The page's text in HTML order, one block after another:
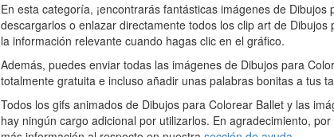
En esta categoría, ¡encontrarás fantásticas imágenes de
descargarlos o enlazar directamente todos los clip art de
la información relevante cuando hagas clic en el gráfico.
Además, puedes enviar todas las imágenes de Dibujos para
totalmente gratuita e incluso añadir unas palabras bonitas a tus
Todos los gifs animados de Dibujos para Colorear Ballet y las
hay ningún cargo adicional por utilizarlos. En agradecimiento,